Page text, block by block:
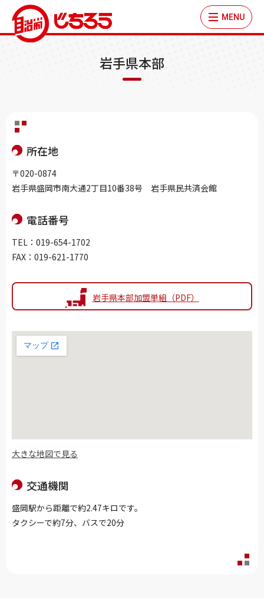
MENU
岩手県本部
所在地
〒020-0874
岩手県盛岡市南大通2丁目10番38号 岩手県民共済会館
電話番号
TEL：019-654-1702
FAX：019-621-1770
岩手県本部加盟単組（PDF）
大きな地図で見る
交通機関
盛岡駅から距離で約2.47キロです。
タクシーで約7分、バスで20分